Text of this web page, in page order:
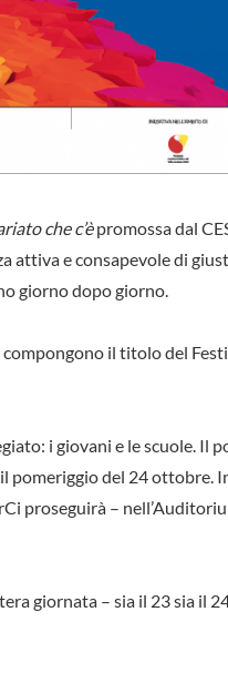
che c’èpromossa dal
attiva e consapevole di
giorno dopo giorno.
il titolo del
i giovani e le scuole. Il
il pomeriggio del 24 ottobre.
proseguirà –
giornata – sia il 23 sia il